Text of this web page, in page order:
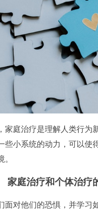
家庭治疗是理解人类行为
些小系统的动力，可以使
家庭治疗和个体治疗
面对他们的恐惧，并学习